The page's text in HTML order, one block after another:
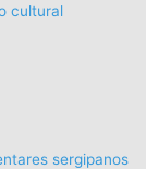
cultural
sergipanos